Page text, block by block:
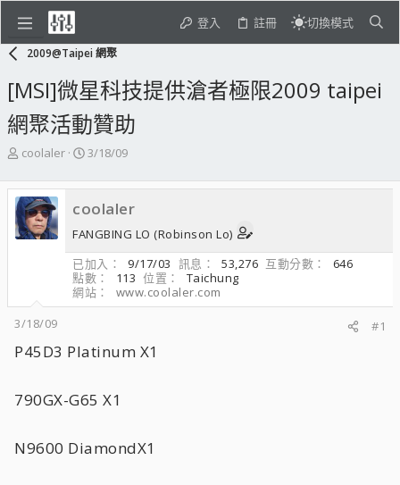
登入 註冊 切換模式
2009@Taipei 網聚
[MSI]微星科技提供滄者極限2009 taipei
網聚活動贊助
主
發
起
人
coolaler
開
日
期
3/18/09
coolaler
FANGBING LO (Robinson Lo)
已加入
9/17/03 訊息 53,276 互動分數
646
點數
113 位置
Taichung
網站
www.coolaler.com
3/18/09
#1
P45D3 Platinum X1
790GX-G65 X1
N9600 DiamondX1